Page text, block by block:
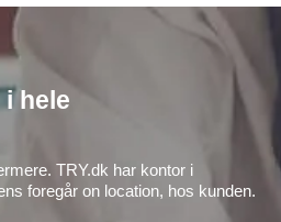
hele
TRY.dk har kontor i
foregår on location, hos kunden.